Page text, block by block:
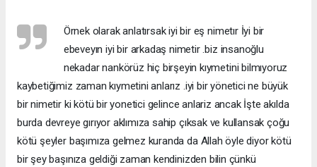
Örnek olarak anlatırsak iyi bir eş nimetır İyi bir
ebeveyın iyi bir arkadaş nimetir .biz insanoğlu
nekadar nankörüz hiç birşeyin kıymetini bilmıyoruz
kaybetiğimiz zaman kıymetini anlarız .iyi bir yönetici ne büyük
bir nimetir ki kötü bir yonetici gelince anlariz ancak İşte akılda
burda devreye gırıyor aklımıza sahip çıksak ve kullansak çoğu
kötü şeyler başımıza gelmez kuranda da Allah öyle diyor kötü
bir şey başınıza geldiği zaman kendinizden bilin çünkü